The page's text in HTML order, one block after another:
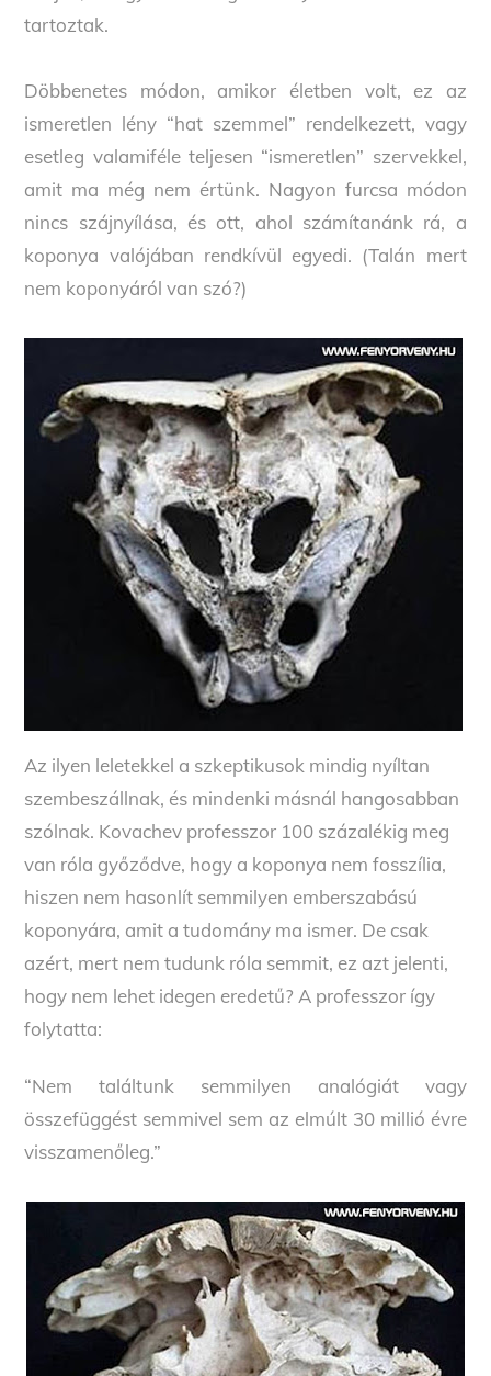
tartoztak.
Döbbenetes módon, amikor életben volt, ez az
ismeretlen lény “hat szemmel” rendelkezett, vagy
esetleg valamiféle teljesen “ismeretlen” szervekkel,
amit ma még nem értünk. Nagyon furcsa módon
nincs szájnyílása, és ott, ahol számítanánk rá, a
koponya valójában rendkívül egyedi. (Talán mert
nem koponyáról van szó?)
Az ilyen leletekkel a szkeptikusok mindig nyíltan
szembeszállnak, és mindenki másnál hangosabban
szólnak. Kovachev professzor 100 százalékig meg
van róla győződve, hogy a koponya nem fosszília,
hiszen nem hasonlít semmilyen emberszabású
koponyára, amit a tudomány ma ismer. De csak
azért, mert nem tudunk róla semmit, ez azt jelenti,
hogy nem lehet idegen eredetű? A professzor így
folytatta:
“Nem találtunk semmilyen analógiát vagy
összefüggést semmivel sem az elmúlt 30 millió évre
visszamenőleg.”